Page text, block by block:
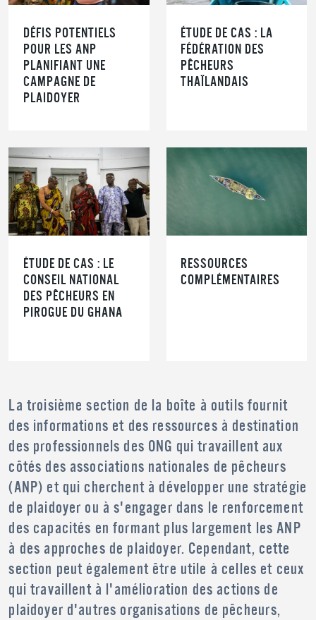
DÉFIS POTENTIELS
POUR LES ANP
PLANIFIANT UNE
CAMPAGNE DE
PLAIDOYER
ÉTUDE DE CAS : LA
FÉDÉRATION DES
PÊCHEURS
THAÏLANDAIS
ÉTUDE DE CAS : LE
CONSEIL NATIONAL
DES PÊCHEURS EN
PIROGUE DU GHANA
RESSOURCES
COMPLÉMENTAIRES
La troisième section de la boîte à outils fournit
des informations et des ressources à destination
des professionnels des ONG qui travaillent aux
côtés des associations nationales de pêcheurs
(ANP) et qui cherchent à développer une stratégie
de plaidoyer ou à s'engager dans le renforcement
des capacités en formant plus largement les ANP
à des approches de plaidoyer. Cependant, cette
section peut également être utile à celles et ceux
qui travaillent à l'amélioration des actions de
plaidoyer d'autres organisations de pêcheurs,